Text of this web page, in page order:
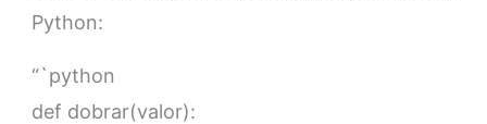
Python:
“`python
def dobrar(valor):